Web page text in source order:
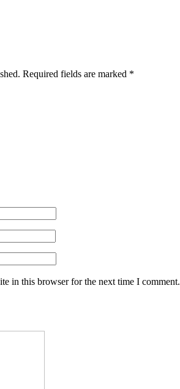
Required fields are marked *
in this browser for the next time I comment.